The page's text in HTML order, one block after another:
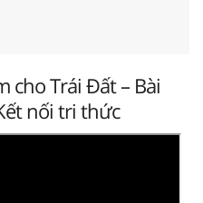
cho Trái Đất – Bài
nối tri thức